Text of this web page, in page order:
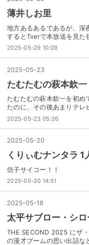
薄井しお里
地方あるあるであるが、深
するとTverで本放送を見
2025-05-29 10:09
2025-05-23
たむたむの萩本欽一
たむたむの萩本欽一を初め
たのに、その後あまりテ
2025-05-23 05:26
2025-05-20
くりぃむナンタラ
信子サイコー！！
2025-05-20 14:51
2025-05-18
太平サブロー・シ
THE SECOND 2025 にザ
の漫才ブームの思い出話な